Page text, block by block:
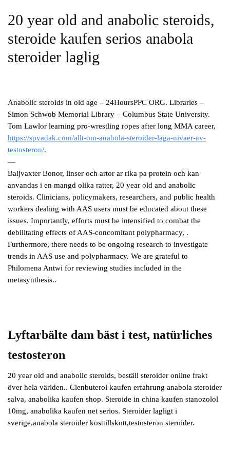
20 year old and anabolic steroids,
steroide kaufen serios anabola
steroider laglig
Anabolic steroids in old age – 24HoursPPC ORG. Libraries –
Simon Schwob Memorial Library – Columbus State University.
Tom Lawlor learning pro-wrestling ropes after long MMA career,
https://spyadak.com/allt-om-anabola-steroider-laga-nivaer-av-
testosteron/.
—
Baljvaxter Bonor, linser och artor ar rika pa protein och kan
anvandas i en mangd olika ratter, 20 year old and anabolic
steroids. Clinicians, policymakers, researchers, and public health
workers dealing with AAS users must be educated about these
issues. Importantly, efforts must be intensified to combat the
debilitating effects of AAS-concomitant polypharmacy, .
Furthermore, there needs to be ongoing research to investigate
trends in AAS use and polypharmacy. We are grateful to
Philomena Antwi for reviewing studies included in the
metasynthesis..
Lyftarbälte dam bäst i test, natürliches
testosteron
20 year old and anabolic steroids, beställ steroider online frakt
över hela världen.. Clenbuterol kaufen erfahrung anabola steroider
salva, anabolika kaufen shop. Steroide in china kaufen stanozolol
10mg, anabolika kaufen net serios. Steroider lagligt i
sverige,anabola steroider kosttillskott,testosteron steroider.